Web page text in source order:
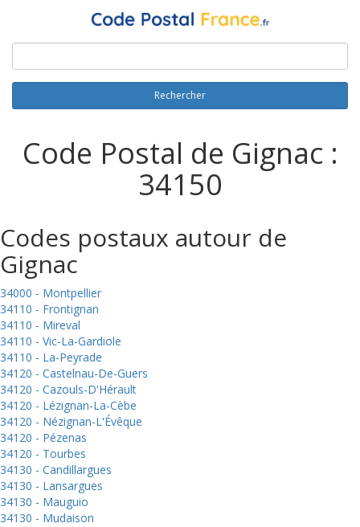
Rechercher
Code Postal de Gignac :
34150
Codes postaux autour de
Gignac
34000 - Montpellier
34110 - Frontignan
34110 - Mireval
34110 - Vic-La-Gardiole
34110 - La-Peyrade
34120 - Castelnau-De-Guers
34120 - Cazouls-D'Hérault
34120 - Lézignan-La-Cèbe
34120 - Nézignan-L'Évêque
34120 - Pézenas
34120 - Tourbes
34130 - Candillargues
34130 - Lansargues
34130 - Mauguio
34130 - Mudaison